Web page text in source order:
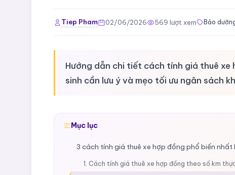
Tiep Pham 02/06/2026 569 lượt xem Bảo
Hướng dẫn chi tiết cách tính giá thuê
sinh cần lưu ý và mẹo tối ưu ngân sách
Mục lục
3 cách tính giá thuê xe hợp đồng phổ biến nhất
1. Cách tính giá thuê xe hợp đồng theo số km